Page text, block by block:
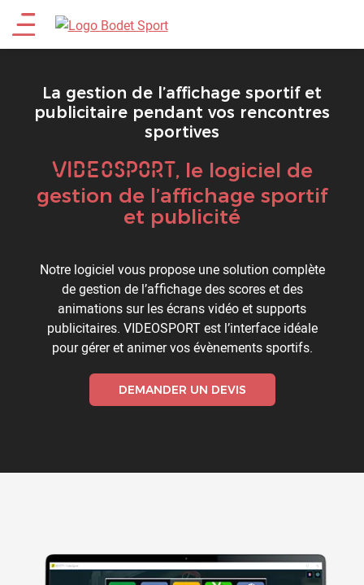
Aller
au
contenu
Main
menu
La gestion de l’affichage sportif et
publicitaire pendant vos rencontres
sportives
TitreVIDEOSPORT, le logiciel de
gestion de l’affichage sportif
et publicité
Description
Notre logiciel vous propose une solution complète
de gestion de l’affichage des scores et des
animations sur les écrans vidéo et supports
publicitaires. VIDEOSPORT est l’interface idéale
pour gérer et animer vos évènements sportifs.
DEMANDER UN DEVIS